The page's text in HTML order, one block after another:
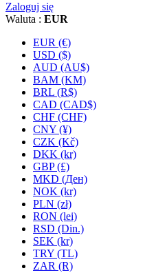
Zaloguj się
Waluta : EUR
EUR (€)
USD ($)
AUD (AU$)
BAM (KM)
BRL (R$)
CAD (CAD$)
CHF (CHF)
CNY (¥)
CZK (Kč)
DKK (kr)
GBP (£)
MKD (Ден)
NOK (kr)
PLN (zł)
RON (lei)
RSD (Din.)
SEK (kr)
TRY (TL)
ZAR (R)